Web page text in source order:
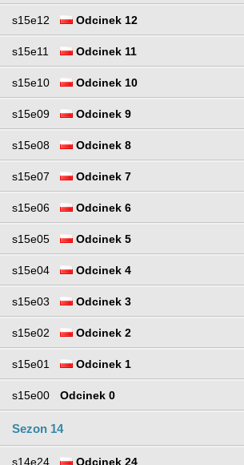
s15e12 Odcinek 12
s15e11 Odcinek 11
s15e10 Odcinek 10
s15e09 Odcinek 9
s15e08 Odcinek 8
s15e07 Odcinek 7
s15e06 Odcinek 6
s15e05 Odcinek 5
s15e04 Odcinek 4
s15e03 Odcinek 3
s15e02 Odcinek 2
s15e01 Odcinek 1
s15e00 Odcinek 0
Sezon 14
s14e24 Odcinek 24